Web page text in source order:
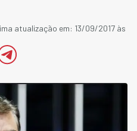
atualização em: 13/09/2017 às